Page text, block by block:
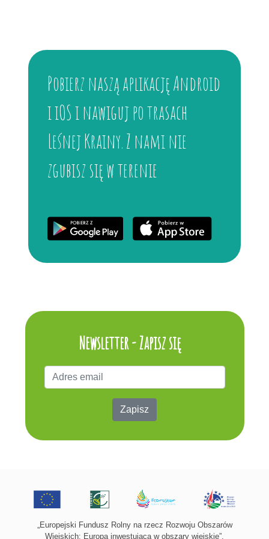
Pobierz naszą aplikację Android
i iOS i nawiguj po trasach
Leśnej Krainy. Z nami nie
zgubisz się w terenie
Newsletter - Zapisz się
Zapisz
„Europejski Fundusz Rolny na rzecz Rozwoju Obszarów
Wiejskich: Europa inwestująca w obszary wiejskie”.